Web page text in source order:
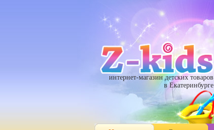
интернет-магазин детских товаров
в Екатеринбурге